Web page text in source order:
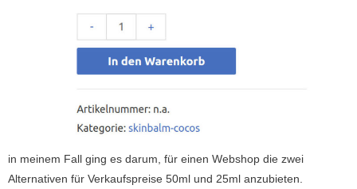
in meinem Fall ging es darum, für einen Webshop die zwei
Alternativen für Verkaufspreise 50ml und 25ml anzubieten.